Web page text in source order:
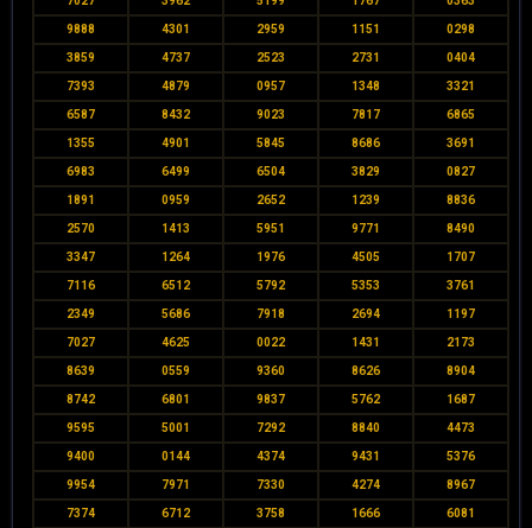
9888 4301 2959 1151 0298
3859 4737 2523 2731 0404
7393 4879 0957 1348 3321
6587 8432 9023 7817 6865
1355 4901 5845 8686 3691
6983 6499 6504 3829 0827
1891 0959 2652 1239 8836
2570 1413 5951 9771 8490
3347 1264 1976 4505 1707
7116 6512 5792 5353 3761
2349 5686 7918 2694 1197
7027 4625 0022 1431 2173
8639 0559 9360 8626 8904
8742 6801 9837 5762 1687
9595 5001 7292 8840 4473
9400 0144 4374 9431 5376
9954 7971 7330 4274 8967
7374 6712 3758 1666 6081